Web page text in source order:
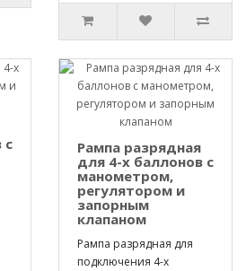
с
Рампа разрядная
для 4-х баллонов с
манометром,
регулятором и
запорным
клапаном
Рампа разрядная для
подключения 4-х